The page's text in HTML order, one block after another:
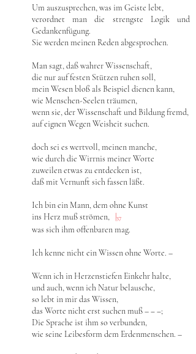
Um auszusprechen, was im Geiste lebt,
verordnet man die strengste Logik und
Gedankenfügung.
Sie werden meinen Reden abgesprochen.
Man sagt, daß wahrer Wissenschaft,
die nur auf festen Stützen ruhen soll,
mein Wesen bloß als Beispiel dienen kann,
wie Menschen-Seelen träumen,
wenn sie, der Wissenschaft und Bildung fremd,
auf eignen Wegen Weisheit suchen.
doch sei es wertvoll, meinen manche,
wie durch die Wirrnis meiner Worte
zuweilen etwas zu entdecken ist,
daß mit Vernunft sich fassen läßt.
Ich bin ein Mann, dem ohne Kunst
ins Herz muß strömen,
37
was sich ihm offenbaren mag.
Ich kenne nicht ein Wissen ohne Worte. –
Wenn ich in Herzenstiefen Einkehr halte,
und auch, wenn ich Natur belausche,
so lebt in mir das Wissen,
das Worte nicht erst suchen muß – ‒ ‒;
Die Sprache ist ihm so verbunden,
wie seine Leibesform dem Erdenmenschen. –